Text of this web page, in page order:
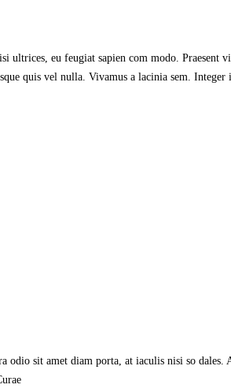
eu feugiat sapien com modo. Praesent
quis vel nulla. Vivamus a lacinia sem.
sit amet diam porta, at iaculis nisi so dales.